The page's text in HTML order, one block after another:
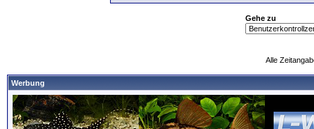
Gehe zu
Alle
Werbung